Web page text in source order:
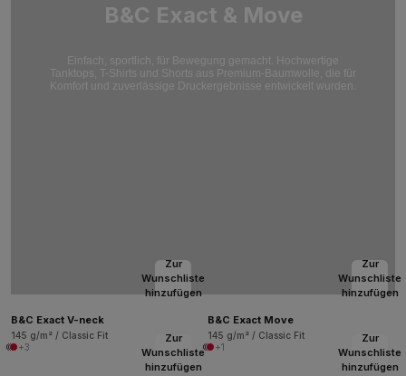
B&C Exact & Move
Einfach, sportlich, für Bewegung gemacht. Hochwertige
Tanktops, T-Shirts und Shorts aus Premium-Baumwolle, die für
Komfort und zuverlässige Druckergebnisse entwickelt wurden.
Zur
Wunschliste
hinzufügen
B&C Exact V-neck
145 g/m² / Classic Fit
+3
Zur
Wunschliste
hinzufügen
B&C Exact Move
145 g/m² / Classic Fit
+1
Zur
Wunschliste
hinzufügen
Zur
Wunschliste
hinzufügen